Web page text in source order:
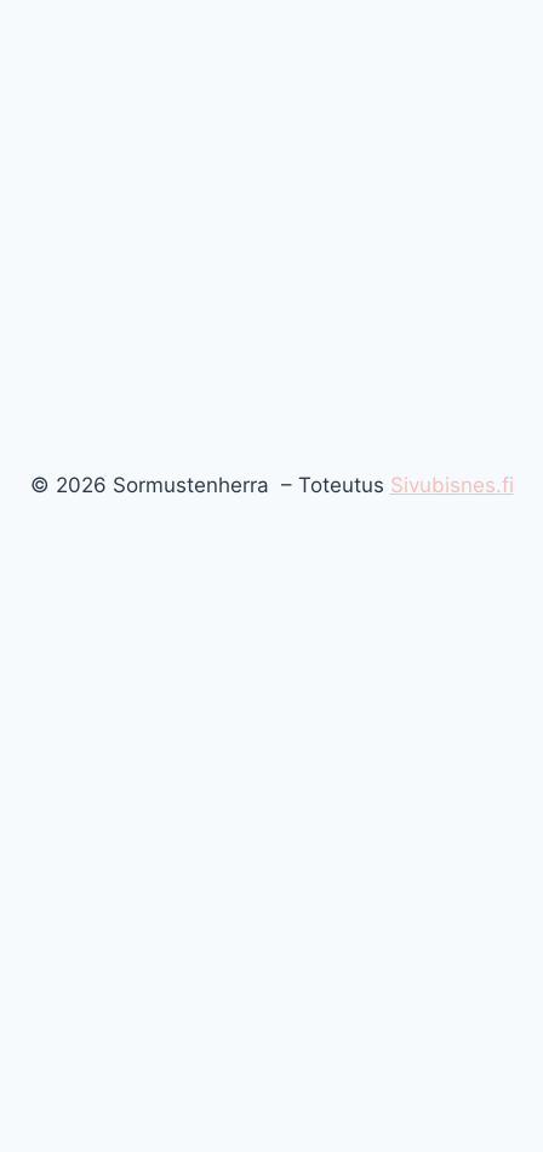
© 2026 Sormustenherra – Toteutus Sivubisnes.fi